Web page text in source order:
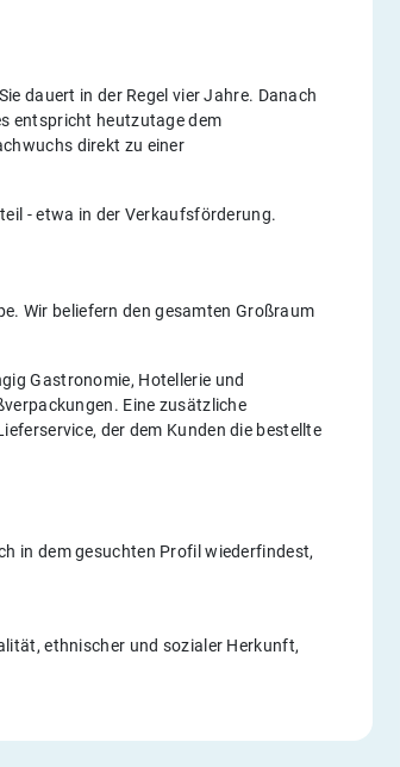
dauert in der Regel vier Jahre. Danach
entspricht heutzutage dem
direkt zu einer
- etwa in der Verkaufsförderung.
Wir beliefern den gesamten Großraum
Gastronomie, Hotellerie und
Eine zusätzliche
der dem Kunden die bestellte
in dem gesuchten Profil wiederfindest,
ethnischer und sozialer Herkunft,